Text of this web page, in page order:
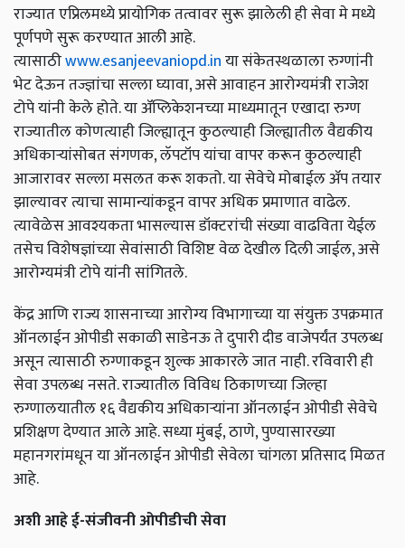
राज्यात एप्रिलमध्ये प्रायोगिक तत्वावर सुरू झालेली ही सेवा मे मध्ये
पूर्णपणे सुरू करण्यात आली आहे.
त्यासाठीwww.esanjeevaniopd.inया संकेतस्थळाला रुग्णांनी
भेट देऊन तज्ज्ञांचा सल्ला घ्यावा, असे आवाहन आरोग्यमंत्री राजेश
टोपे यांनी केले होते. या ॲप्लिकेशनच्या माध्यमातून एखादा रुग्ण
राज्यातील कोणत्याही जिल्ह्यातून कुठल्याही जिल्ह्यातील वैद्यकीय
अधिकाऱ्यांसोबत संगणक, लॅपटॉप यांचा वापर करून कुठल्याही
आजारावर सल्ला मसलत करू शकतो. या सेवेचे मोबाईल ॲप तयार
झाल्यावर त्याचा सामान्यांकडून वापर अधिक प्रमाणात वाढेल.
त्यावेळेस आवश्यकता भासल्यास डॉक्टरांची संख्या वाढविता येईल
तसेच विशेषज्ञांच्या सेवांसाठी विशिष्ट वेळ देखील दिली जाईल, असे
आरोग्यमंत्री टोपे यांनी सांगितले.
केंद्र आणि राज्य शासनाच्या आरोग्य विभागाच्या या संयुक्त उपक्रमात
ऑनलाईन ओपीडी सकाळी साडेनऊ ते दुपारी दीड वाजेपर्यंत उपलब्ध
असून त्यासाठी रुग्णाकडून शुल्क आकारले जात नाही. रविवारी ही
सेवा उपलब्ध नसते. राज्यातील विविध ठिकाणच्या जिल्हा
रुग्णालयातील १६ वैद्यकीय अधिकाऱ्यांना ऑनलाईन ओपीडी सेवेचे
प्रशिक्षण देण्यात आले आहे. सध्या मुंबई, ठाणे, पुण्यासारख्या
महानगरांमधून या ऑनलाईन ओपीडी सेवेला चांगला प्रतिसाद मिळत
आहे.
अशी आहे ई-संजीवनी ओपीडीची सेवा